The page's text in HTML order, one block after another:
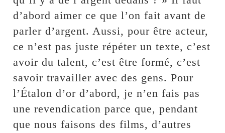
d’abord aimer ce que l’on fait avant de
parler d’argent. Aussi, pour être acteur,
ce n’est pas juste répéter un texte, c’est
avoir du talent, c’est être formé, c’est
savoir travailler avec des gens. Pour
l’Étalon d’or d’abord, je n’en fais pas
une revendication parce que, pendant
que nous faisons des films, d’autres